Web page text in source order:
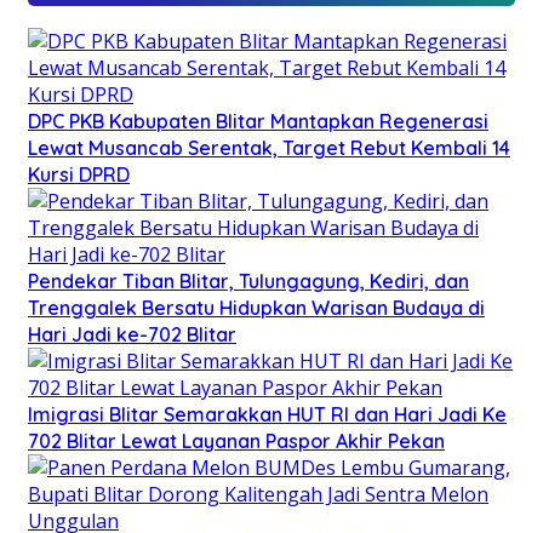
DPC PKB Kabupaten Blitar Mantapkan Regenerasi
Lewat Musancab Serentak, Target Rebut Kembali 14
Kursi DPRD
Pendekar Tiban Blitar, Tulungagung, Kediri, dan
Trenggalek Bersatu Hidupkan Warisan Budaya di
Hari Jadi ke-702 Blitar
Imigrasi Blitar Semarakkan HUT RI dan Hari Jadi Ke
702 Blitar Lewat Layanan Paspor Akhir Pekan